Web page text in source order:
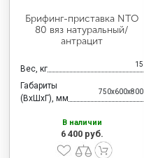
Брифинг-приставка NTO
80 вяз натуральный/
антрацит
Вес, кг 15
Габариты
(ВхШхГ), мм
750x600x800
В наличии
6 400 руб.